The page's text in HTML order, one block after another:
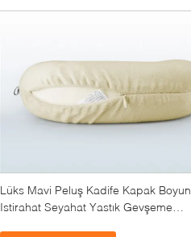
Lüks Mavi Peluş Kadife Kapak Boyun
Istirahat Seyahat Yastık Gevşeme